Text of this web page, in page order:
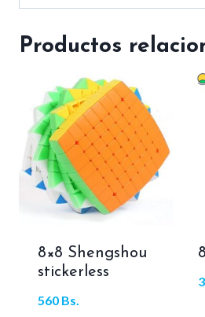
Productos
8×8 Shengshou
stickerless
560 Bs.